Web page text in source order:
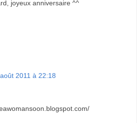
joyeux anniversaire ^^
2011 à 22:18